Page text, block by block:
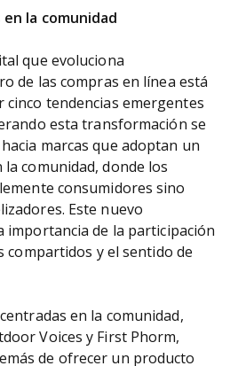
la comunidad
que evoluciona
de las compras en línea está
cinco tendencias emergentes
esta transformación se
marcas que adoptan un
comunidad, donde los
consumidores sino
Este nuevo
importancia de la participación
compartidos y el sentido de
en la comunidad,
Voices y First Phorm,
de ofrecer un producto